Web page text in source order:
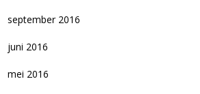
september 2016
juni 2016
mei 2016